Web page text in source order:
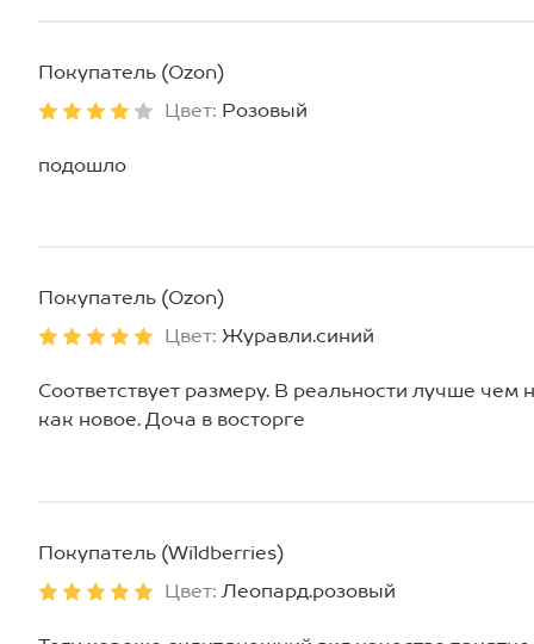
Покупатель (Ozon)
Цвет: Розовый
подошло
Покупатель (Ozon)
Цвет: Журавли.синий
Соответствует размеру. В реальности лучше чем
как новое. Доча в восторге
Покупатель (Wildberries)
Цвет: Леопард.розовый